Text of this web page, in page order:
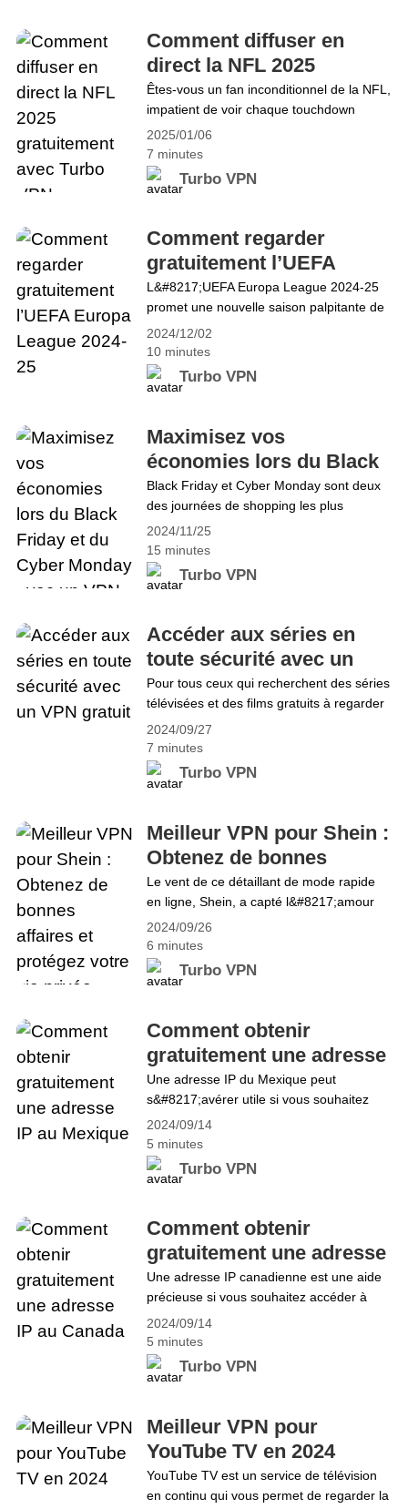
Venezuela, empêchant des millions
d&#8217;utilisateurs d&#8217;accéder à
leur contenu préféré. Cela a poussé
beaucoup à chercher des&hellip;
Continue reading Guide 2025 : Comment
contourner l&#8217;interdiction de TikTok
en utilisant un VPN
2025/01/06
7 minutes
Turbo VPN
Comment diffuser en
direct la NFL 2025
gratuitement avec Turbo
VPN
Êtes-vous un fan inconditionnel de la NFL,
impatient de voir chaque touchdown
excitant, chaque jeu crucial et chaque
moment dramatique de la saison 2025,
mais sans vouloir payer de frais élevés
pour des abonnements à la télévision par
bien, vous avez de la chance ! Avec
Turbo&hellip; Continue reading Comment
diffuser en direct la NFL 2025
gratuitement avec Turbo VPN
2024/12/02
10 minutes
Turbo VPN
Comment regarder
gratuitement l’UEFA
Europa League 2024-25
L&#8217;UEFA Europa League 2024-25
promet une nouvelle saison palpitante de
football européen, avec les meilleurs
clubs de tout le continent qui se battent
pour la gloire. Que vous soyez fan
d&#8217;équipes de Premier League
que vous souteniez un club outsider
d&#8217;une des plus petites ligues
européennes, vous voudrez vivre&hellip;
Continue reading Comment regarder
gratuitement l&#8217;UEFA Europa
League 2024-25
2024/11/25
15 minutes
Turbo VPN
Maximisez vos
économies lors du Black
Friday et du Cyber
Monday avec un VPN
Black Friday et Cyber Monday sont deux
des journées de shopping les plus
attendues de l&#8217;année. Des offres
exceptionnelles aux ventes exclusives en
ligne, les économies sont énormes, mais
la concurrence pour obtenir les meilleurs
blog, nous allons vous montrer
exactement comment un VPN peut vous
aider à débloquer&hellip; Continue
reading Maximisez vos économies lors du
Black Friday et du Cyber Monday avec un
VPN
2024/09/27
7 minutes
Turbo VPN
Accéder aux séries en
toute sécurité avec un
VPN gratuit
Pour tous ceux qui recherchent des séries
télévisées et des films gratuits à regarder
dans leur canapé confortable avec une
bonne bière à la main, les plateformes en
ligne gratuites comme Watchseries sont
notre premier choix. Cependant, les sites
souvent et ce n&#8217;est certainement
pas un bon endroit pour la protection
de&hellip; Continue reading Accéder aux
séries en toute sécurité avec un VPN
gratuit
2024/09/26
6 minutes
Turbo VPN
Meilleur VPN pour Shein :
Obtenez de bonnes
affaires et protégez votre
vie privée
Le vent de ce détaillant de mode rapide
en ligne, Shein, a capté l&#8217;amour
des gens du monde entier grâce à ses
vêtements branchés et abordables.
Aujourd&#8217;hui, Shein est présent
dans plus de 220 pays et
internationale diversifiée. Vous avez donc
besoin d&#8217;un VPN pour renforcer
votre sécurité lors de vos&hellip; Continue
reading Meilleur VPN pour Shein :
Obtenez de bonnes affaires et protégez
votre vie privée
2024/09/14
5 minutes
Turbo VPN
Comment obtenir
gratuitement une adresse
IP au Mexique
Une adresse IP du Mexique peut
s&#8217;avérer utile si vous souhaitez
accéder à des contenus plus spécifiques
au Mexique ou renforcer votre niveau de
sécurité en ligne. Posséder une adresse
IP gratuite au Mexique vous permet non
mexicain lorsque vous êtes à
l&#8217;étranger, mais aussi de
dissimuler votre IP d&#8217;origine,
masquant&hellip; Continue reading
Comment obtenir gratuitement une
adresse IP au Mexique
2024/09/14
5 minutes
Turbo VPN
Comment obtenir
gratuitement une adresse
IP au Canada
Une adresse IP canadienne est une aide
précieuse si vous souhaitez accéder à
davantage de contenu mondial ou
améliorer votre niveau de sécurité en
ligne. Posséder une adresse IP
canadienne gratuite vous permet non
contenus canadiens lorsque vous êtes à
l&#8217;étranger, mais aussi de masquer
votre IP d&#8217;origine, ce qui
vous&hellip; Continue reading Comment
obtenir gratuitement une adresse IP au
Meilleur VPN pour
YouTube TV en 2024
YouTube TV est un service de télévision
en continu qui vous permet de regarder la